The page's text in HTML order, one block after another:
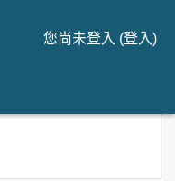
您尚未登入 (登入)